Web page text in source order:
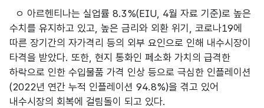
ㅇ 아르헨티나는 실업률 8.3%(EIU, 4월 자료 기준)로 높은
수치를 유지하고 있고, 높은 금리와 외환 위기, 코로나19에
따른 장기간의 자가격리 등의 외부 요인으로 인해 내수시장이
타격을 받았다. 또한, 현지 통화인 페소화 가치의 급격한
하락으로 인한 수입물품 가격 인상 등으로 극심한 인플레이션
(2022년 연간 누적 인플레이션 94.8%)을 겪고 있어
내수시장의 회복에 걸림돌이 되고 있다.